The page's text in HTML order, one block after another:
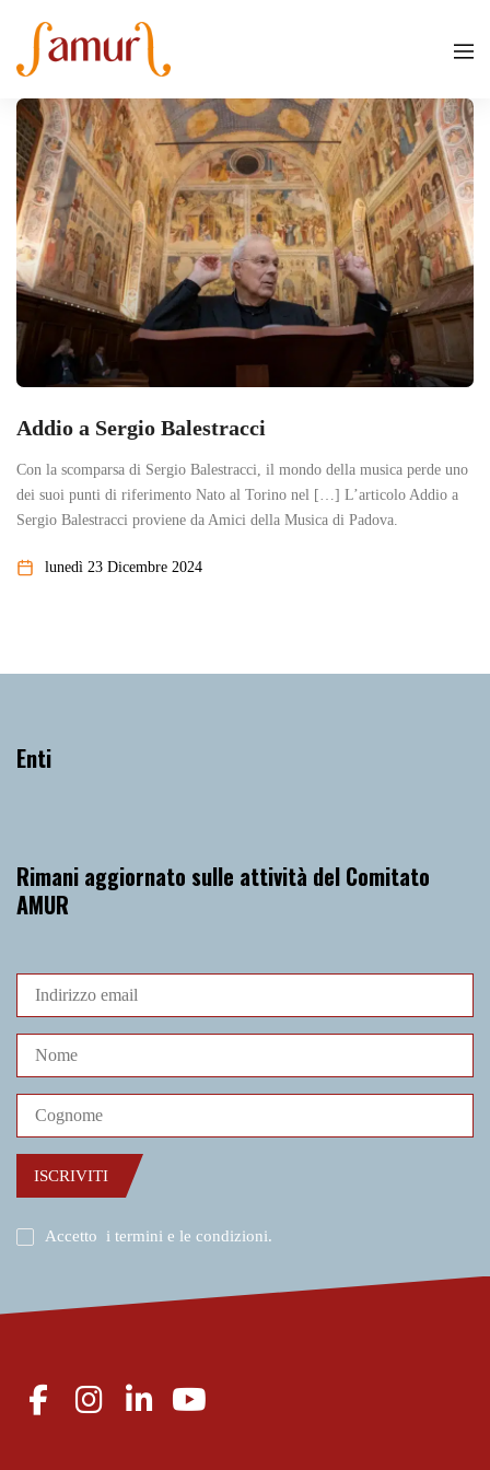
Addio a Sergio Balestracci
Con la scomparsa di Sergio Balestracci, il mondo della musica perde uno
dei suoi punti di riferimento Nato al Torino nel […] L’articolo Addio a
Sergio Balestracci proviene da Amici della Musica di Padova.
lunedì 23 Dicembre 2024
Enti
Rimani aggiornato sulle attività del Comitato
AMUR
ISCRIVITI
Accetto i termini e le condizioni.